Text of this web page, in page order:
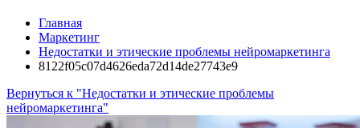
Главная
Маркетинг
Недостатки и этические проблемы нейромаркетинга
8122f05c07d4626eda72d14de27743e9
Вернуться к "Недостатки и этические проблемы
нейромаркетинга"